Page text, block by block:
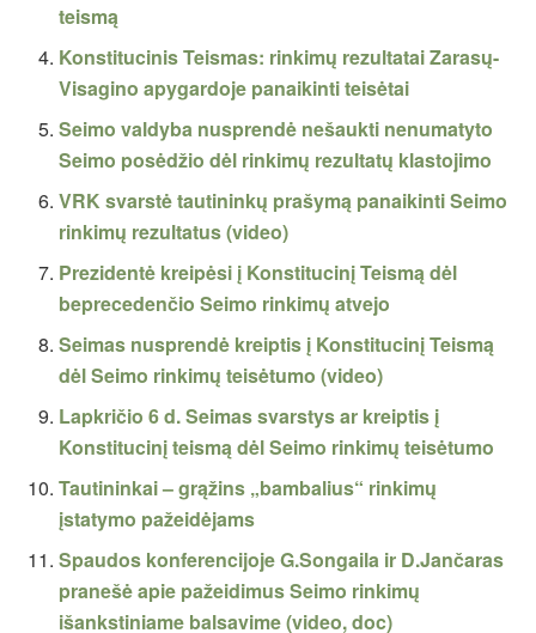
teismą
Konstitucinis Teismas: rinkimų rezultatai Zarasų-
Visagino apygardoje panaikinti teisėtai
Seimo valdyba nusprendė nešaukti nenumatyto
Seimo posėdžio dėl rinkimų rezultatų klastojimo
VRK svarstė tautininkų prašymą panaikinti Seimo
rinkimų rezultatus (video)
Prezidentė kreipėsi į Konstitucinį Teismą dėl
beprecedenčio Seimo rinkimų atvejo
Seimas nusprendė kreiptis į Konstitucinį Teismą
dėl Seimo rinkimų teisėtumo (video)
Lapkričio 6 d. Seimas svarstys ar kreiptis į
Konstitucinį teismą dėl Seimo rinkimų teisėtumo
Tautininkai – grąžins „bambalius“ rinkimų
įstatymo pažeidėjams
Spaudos konferencijoje G.Songaila ir D.Jančaras
pranešė apie pažeidimus Seimo rinkimų
išankstiniame balsavime (video, doc)